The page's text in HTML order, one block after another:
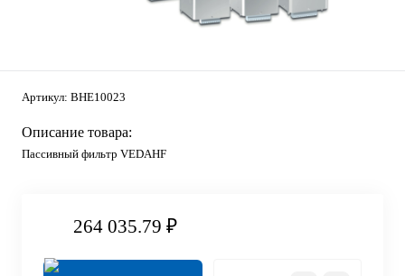
Артикул: BHE10023
Описание товара:
Пассивный фильтр VEDAHF
264 035.79 ₽